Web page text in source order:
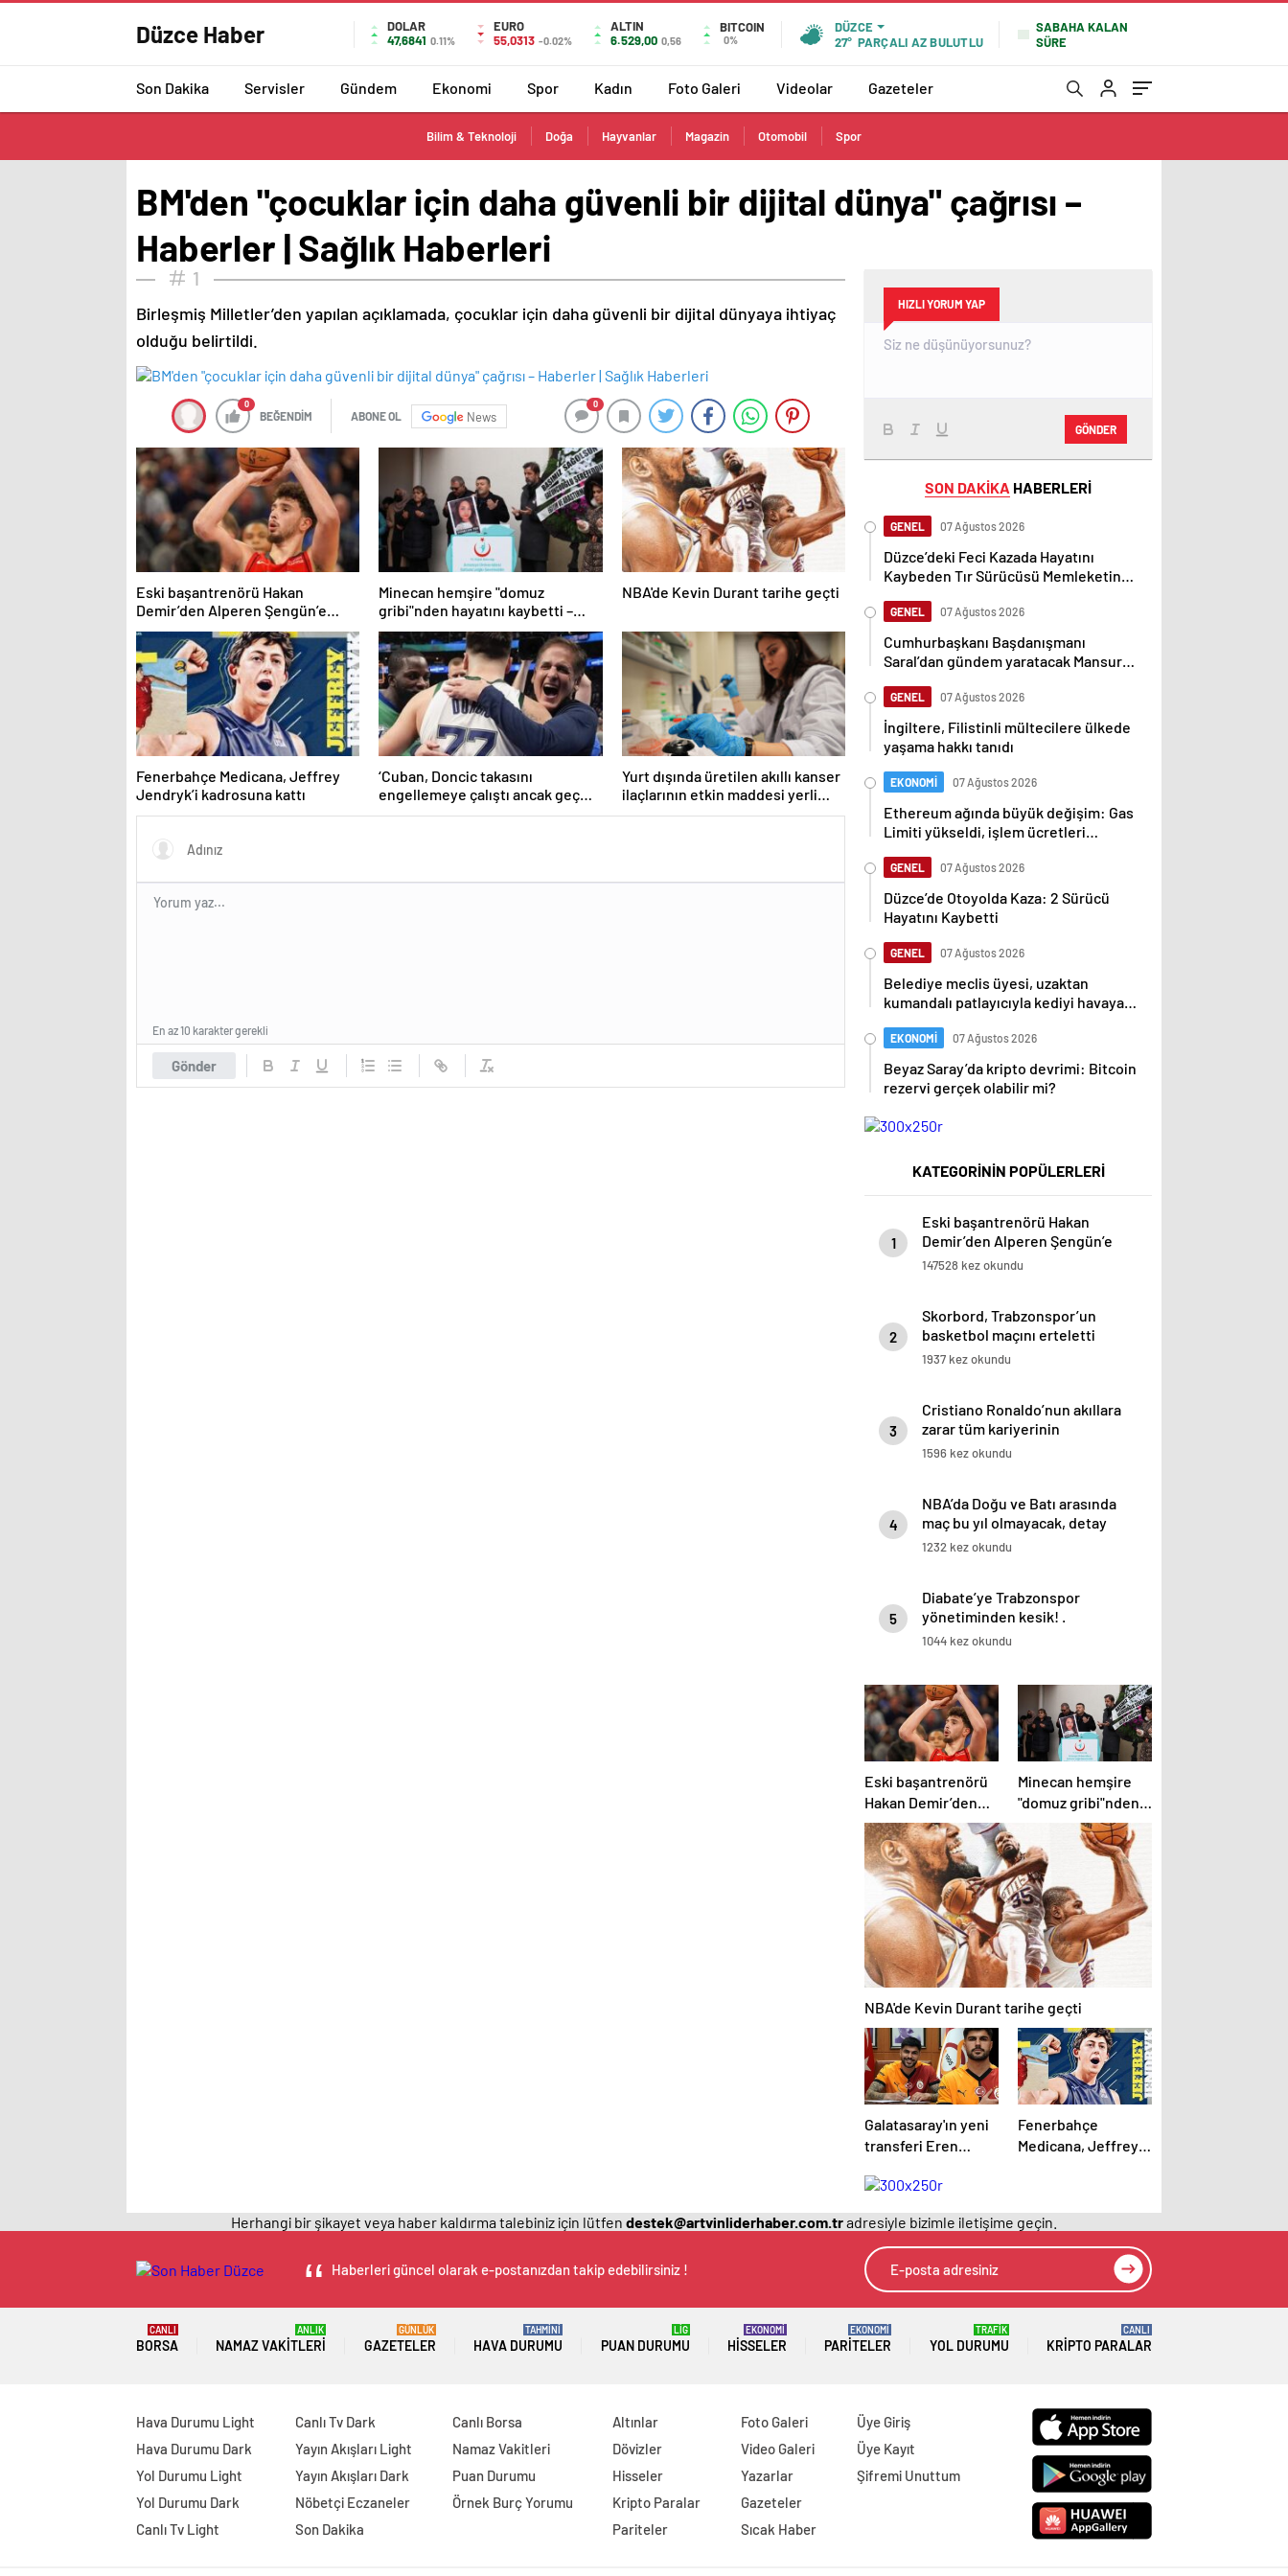
Düzce Haber
DOLAR
47,6841 0.11%
EURO
55,0313 -0.02%
ALTIN
6.529,00 0,56
BITCOIN
0%
DÜZCE
27° PARÇALI AZ BULUTLU
SABAHA KALAN
SÜRE
Son Dakika Servisler Gündem Ekonomi Spor Kadın Foto Galeri Videolar Gazeteler
Bilim & Teknoloji Doğa Hayvanlar Magazin Otomobil Spor
BM'den "çocuklar için daha güvenli bir dijital dünya" çağrısı –
Haberler | Sağlık Haberleri
1
Birleşmiş Milletler’den yapılan açıklamada, çocuklar için daha güvenli bir dijital dünyaya ihtiyaç
olduğu belirtildi.
0
BEĞENDİM ABONE OL News
0
Eski başantrenörü Hakan
Demir’den Alperen Şengün’e
övgü
Minecan hemşire "domuz
gribi"nden hayatını kaybetti –
Haberler | Sağlık Haberleri
NBA'de Kevin Durant tarihe geçti
Fenerbahçe Medicana, Jeffrey
Jendryk’i kadrosuna kattı
‘Cuban, Doncic takasını
engellemeye çalıştı ancak geç
kaldı’ iddiası! NBA Haberleri
Yurt dışında üretilen akıllı kanser
ilaçlarının etkin maddesi yerli
imkanlarla geliştirildi | Sağlık
Gönder
En az 10 karakter gerekli
HIZLI YORUM YAP
GÖNDER
SON DAKİKA HABERLERİ
GENEL 07 Ağustos 2026
Düzce’deki Feci Kazada Hayatını
Kaybeden Tır Sürücüsü Memleketine
GENEL 07 Ağustos 2026
Cumhurbaşkanı Başdanışmanı
Saral’dan gündem yaratacak Mansur
GENEL 07 Ağustos 2026
İngiltere, Filistinli mültecilere ülkede
yaşama hakkı tanıdı
EKONOMİ 07 Ağustos 2026
Ethereum ağında büyük değişim: Gas
Limiti yükseldi, işlem ücretleri
GENEL 07 Ağustos 2026
Düzce’de Otoyolda Kaza: 2 Sürücü
Hayatını Kaybetti
GENEL 07 Ağustos 2026
Belediye meclis üyesi, uzaktan
kumandalı patlayıcıyla kediyi havaya
EKONOMİ 07 Ağustos 2026
Beyaz Saray’da kripto devrimi: Bitcoin
rezervi gerçek olabilir mi?
KATEGORİNİN POPÜLERLERİ
1
Eski başantrenörü Hakan
Demir’den Alperen Şengün’e
övgü
147528 kez okundu
2
Skorbord, Trabzonspor’un
basketbol maçını erteletti
1937 kez okundu
3
Cristiano Ronaldo’nun akıllara
zarar tüm kariyerinin
istatistiğini çıkardık !
1596 kez okundu
4
NBA’da Doğu ve Batı arasında
maç bu yıl olmayacak, detay
haberimizde.
1232 kez okundu
5
Diabate’ye Trabzonspor
yönetiminden kesik! .
1044 kez okundu
Eski başantrenörü
Hakan Demir’den
Alperen Şengün’e
övgü
Minecan hemşire
"domuz gribi"nden
hayatını kaybetti –
Haberler | Sağlık
Haberleri
NBA'de Kevin Durant tarihe geçti
Galatasaray'ın yeni
transferi Eren
giydi!
Fenerbahçe
Medicana, Jeffrey
Herhangi bir şikayet veya haber kaldırma talebiniz için lütfen destek@artvinliderhaber.com.tradresiyle bizimle iletişime geçin.
Haberleri güncel olarak e-postanızdan takip edebilirsiniz !
BORSA
CANLI
NAMAZ VAKITLERI
ANLIK
GAZETELER
GÜNLÜK
HAVA DURUMU
TAHMİNİ
PUAN DURUMU
LİG
HISSELER
EKONOMİ
PARITELER
EKONOMİ
YOL DURUMU
TRAFİK
KRIPTO PARALAR
CANLI
Hava Durumu Light
Hava Durumu Dark
Yol Durumu Light
Yol Durumu Dark
Canlı Tv Light
Canlı Tv Dark
Yayın Akışları Light
Yayın Akışları Dark
Nöbetçi Eczaneler
Son Dakika
Canlı Borsa
Namaz Vakitleri
Puan Durumu
Örnek Burç Yorumu
Altınlar
Dövizler
Hisseler
Kripto Paralar
Pariteler
Foto Galeri
Video Galeri
Yazarlar
Gazeteler
Sıcak Haber
Üye Giriş
Üye Kayıt
Şifremi Unuttum